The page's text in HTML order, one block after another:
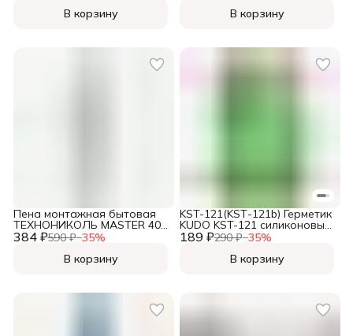
В корзину
В корзину
384 ₽590 ₽−35%
Пена монтажная бытовая
ТЕХНОНИКОЛЬ MASTER 40
625509
В корзину
189 ₽290 ₽−35%
KST-121(KSТ-121b) Герметик
KUDO KST-121 силиконовый
санитарный белый, в
В корзину